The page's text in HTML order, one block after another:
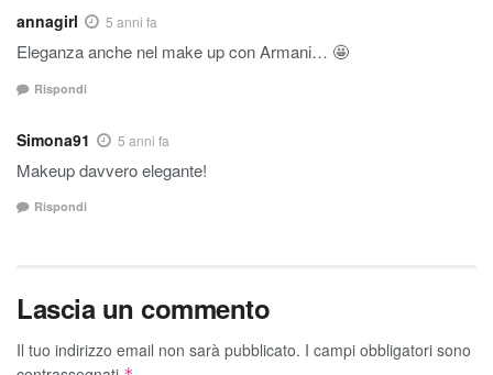
annagirl 5 anni fa
Eleganza anche nel make up con Armani… 🤩
Rispondi
Simona91 5 anni fa
Makeup davvero elegante!
Rispondi
Lascia un commento
Il tuo indirizzo email non sarà pubblicato. I campi obbligatori sono